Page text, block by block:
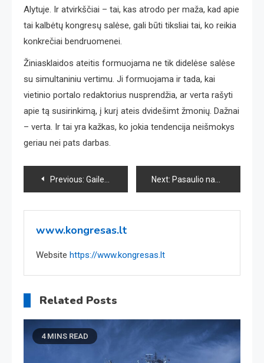
Alytuje. Ir atvirkščiai – tai, kas atrodo per maža, kad apie
tai kalbėtų kongresų salėse, gali būti tiksliai tai, ko reikia
konkrečiai bendruomenei.
Žiniasklaidos ateitis formuojama ne tik didelėse salėse
su simultaniniu vertimu. Ji formuojama ir tada, kai
vietinio portalo redaktorius nusprendžia, ar verta rašyti
apie tą susirinkimą, į kurį ateis dvidešimt žmonių. Dažnai
– verta. Ir tai yra kažkas, ko jokia tendencija neišmokys
geriau nei pats darbas.
Navigacija
tarp
įrašų
Previous: Gailestingumo inovacijos: kaip technologijos keičia mūsų kasdienybę Next: Pasaulio naujienų kongresai: kaip globalūs žiniasklaidos lyderiai formuoja rytojaus žurnalistiką
www.kongresas.lt
Website https://www.kongresas.lt
Related Posts
4 MINS READ